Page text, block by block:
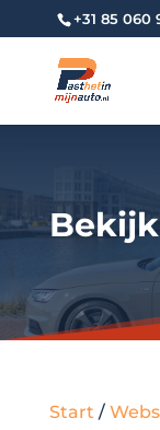
+31 85 060
Start /